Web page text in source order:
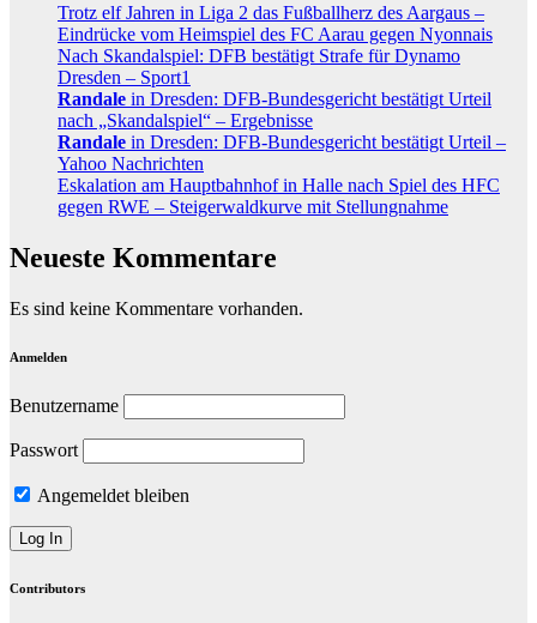
Trotz elf Jahren in Liga 2 das Fußballherz des Aargaus –
Eindrücke vom Heimspiel des FC Aarau gegen Nyonnais
Nach Skandalspiel: DFB bestätigt Strafe für Dynamo
Dresden – Sport1
Randale in Dresden: DFB-Bundesgericht bestätigt Urteil
nach „Skandalspiel“ – Ergebnisse
Randale in Dresden: DFB-Bundesgericht bestätigt Urteil –
Yahoo Nachrichten
Eskalation am Hauptbahnhof in Halle nach Spiel des HFC
gegen RWE – Steigerwaldkurve mit Stellungnahme
Neueste Kommentare
Es sind keine Kommentare vorhanden.
Anmelden
Benutzername
Passwort
Angemeldet bleiben
Contributors